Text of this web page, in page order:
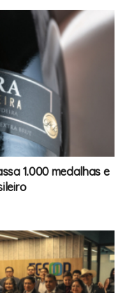
1.000 medalhas e